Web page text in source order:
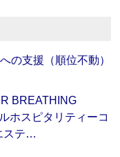
の支援（順位不動）
BREATHING
ホスピタリティーコ
ステ…